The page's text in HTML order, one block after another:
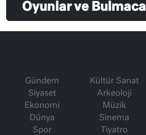
Oyunlar ve
Gündem
Siyaset
Ekonomi
Dünya
Spor
Kültür Sanat
Arkeoloji
Müzik
Sinema
Tiyatro